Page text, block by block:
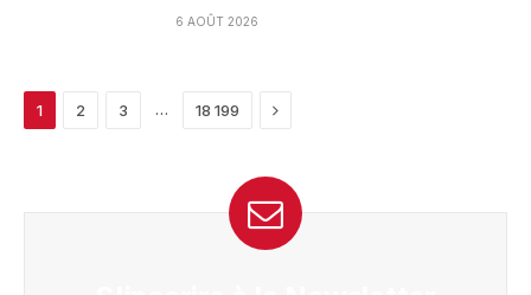
6 AOÛT 2026
1 2 3 … 18 199 Next